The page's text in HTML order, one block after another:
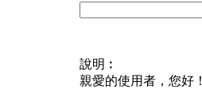
說明︰
親愛的使用者，您好